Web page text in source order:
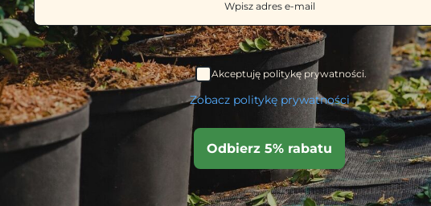
2.56 zł
Przewidywana dostawa:6 sierpnia
Dodaj do koszyka
Przewidywana dostawa: 6 sierpnia
Dodaj do
Akceptuję politykę prywatności.
Zobacz politykę prywatności
Odbierz 5% rabatu